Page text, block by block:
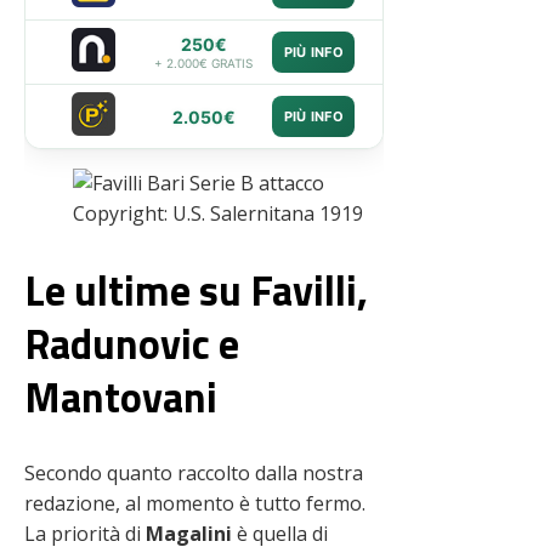
250€
+ 2.000€ GRATIS
PIÙ INFO
2.050€ PIÙ INFO
Copyright: U.S. Salernitana 1919
Le ultime su Favilli,
Radunovic e
Mantovani
Secondo quanto raccolto dalla nostra
redazione, al momento è tutto fermo.
La priorità di Magalini è quella di